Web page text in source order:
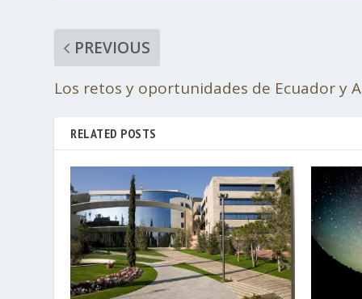
PREVIOUS
Los retos y oportunidades de Ecuador y
RELATED POSTS